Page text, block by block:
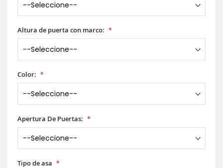
Altura de puerta con marco:
Color:
Apertura De Puertas:
Tipo de asa